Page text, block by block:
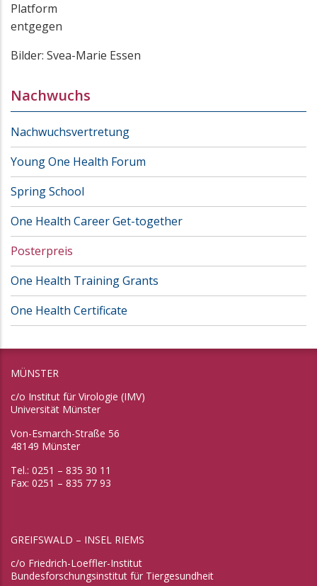
Platform
entgegen
Bilder: Svea-Marie Essen
Nachwuchs
Nachwuchsvertretung
Young One Health Forum
Spring School
One Health Career Get-together
Posterpreis
One Health Training Grants
One Health Certificate
MÜNSTER
c/o Institut für Virologie (IMV)
Universität Münster
Von-Esmarch-Straße 56
48149 Münster
Tel.: 0251 – 835 30 11
Fax: 0251 – 835 77 93
GREIFSWALD – INSEL RIEMS
c/o Friedrich-Loeffler-Institut
Bundesforschungsinstitut für Tiergesundheit